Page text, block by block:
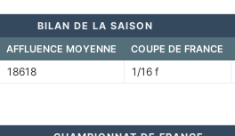
BILAN DE LA SAISON
AFFLUENCE MOYENNE COUPE DE FRANCE
18618 1/16 f